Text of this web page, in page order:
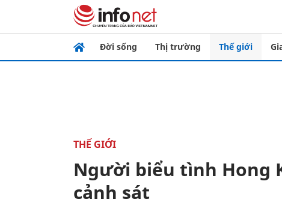
Đời sống Thị trường Thế giới
THẾ GIỚI
Người biểu tình Hong
cảnh sát